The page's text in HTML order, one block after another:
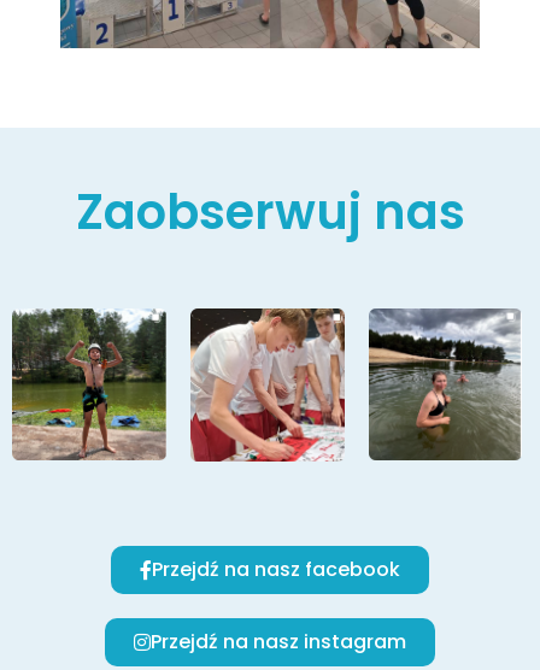
Zaobserwuj nas
Przejdź na nasz facebook
Przejdź na nasz instagram